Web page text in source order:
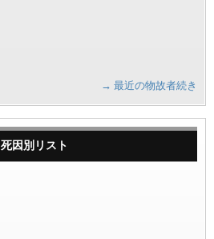
→ 最近の物故者続き
死因別リスト